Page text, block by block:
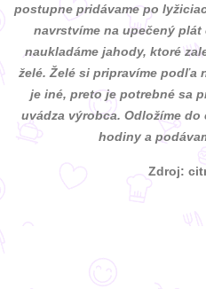
postupne pridávame po
navrstvíme na upečený
naukladáme jahody, ktoré
želé. Želé si pripravíme podľa
je iné, preto je potrebné sa
uvádza výrobca. Odložíme
hodiny a
Zdroj: